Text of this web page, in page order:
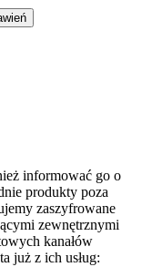
informować go o
produkty poza
zaszyfrowane
zewnętrznymi
kanałów
już z ich usług: